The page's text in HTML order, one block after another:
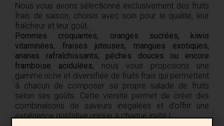
Nous vous avons sélectionné exclusivement des fruits
frais de saison, choisis avec soin pour le qualité, leur
fraîcheur et leur goût.
Pommes croquantes, oranges sucrées, kiwis
vitaminées, fraises juteuses, mangues exotiques,
ananas rafraîchissants, pêches douces ou encore
framboise acidulées, nous vous proposons une
gamme riche et diversifiée de fruits frais qui permettent
à chacun de composer sa propre salade de fruits
selon ses goûts. Cette viersité permet de créer des
combinaisons de saveurs inégalées et d’offrir une
expérience gustative unique à chaque invité !